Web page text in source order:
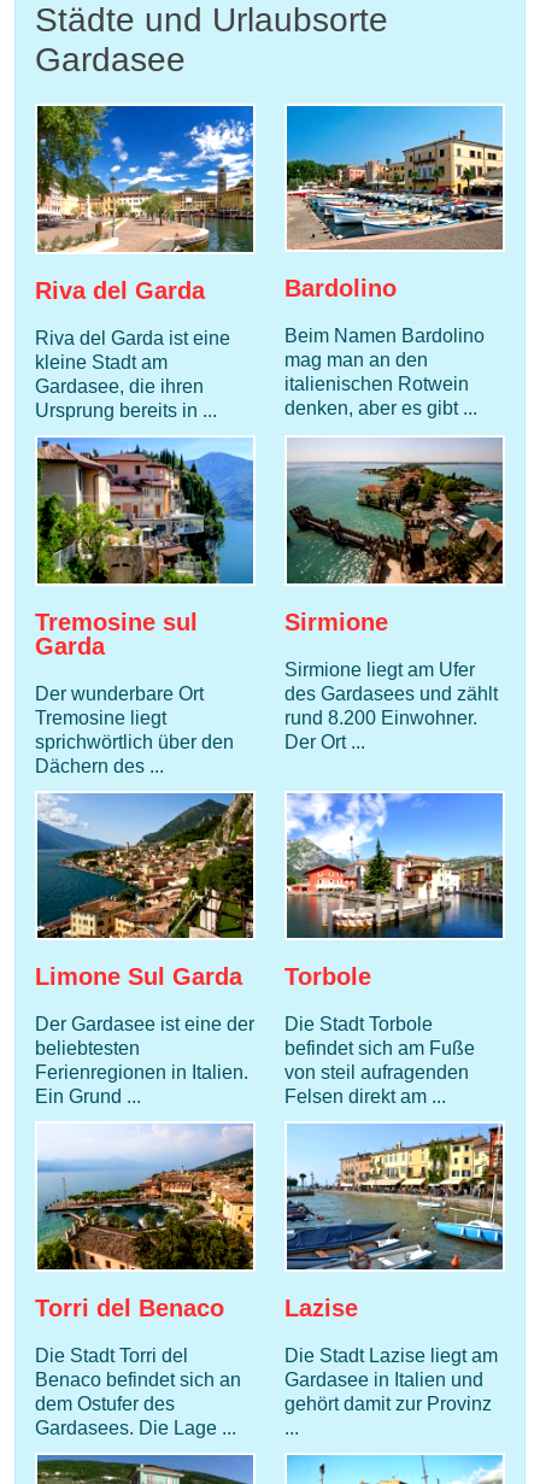
Städte und Urlaubsorte
Gardasee
Riva del Garda
Riva del Garda ist eine
kleine Stadt am
Gardasee, die ihren
Ursprung bereits in ...
Bardolino
Beim Namen Bardolino
mag man an den
italienischen Rotwein
denken, aber es gibt ...
Tremosine sul
Garda
Der wunderbare Ort
Tremosine liegt
sprichwörtlich über den
Dächern des ...
Sirmione
Sirmione liegt am Ufer
des Gardasees und zählt
rund 8.200 Einwohner.
Der Ort ...
Limone Sul Garda
Der Gardasee ist eine der
beliebtesten
Ferienregionen in Italien.
Ein Grund ...
Torbole
Die Stadt Torbole
befindet sich am Fuße
von steil aufragenden
Felsen direkt am ...
Torri del Benaco
Die Stadt Torri del
Benaco befindet sich an
dem Ostufer des
Gardasees. Die Lage ...
Lazise
Die Stadt Lazise liegt am
Gardasee in Italien und
gehört damit zur Provinz
...